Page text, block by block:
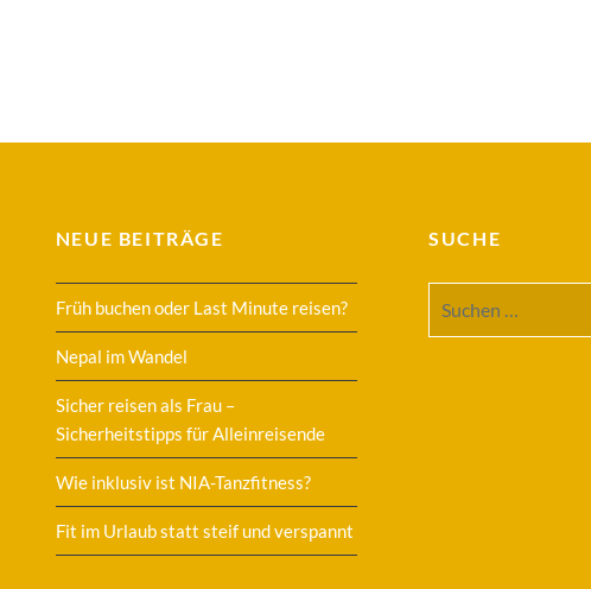
NEUE BEITRÄGE
Früh buchen oder Last Minute reisen?
Nepal im Wandel
Sicher reisen als Frau –
Sicherheitstipps für Alleinreisende
Wie inklusiv ist NIA-Tanzfitness?
Fit im Urlaub statt steif und verspannt
SUCHE
nach: